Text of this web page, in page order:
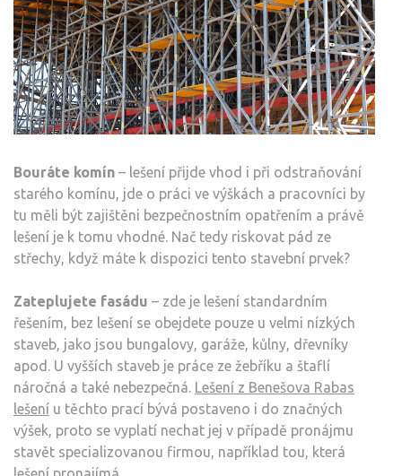
Bouráte komín – lešení přijde vhod i při odstraňování
starého komínu, jde o práci ve výškách a pracovníci by
tu měli být zajištěni bezpečnostním opatřením a právě
lešení je k tomu vhodné. Nač tedy riskovat pád ze
střechy, když máte k dispozici tento stavební prvek?
Zateplujete fasádu – zde je lešení standardním
řešením, bez lešení se obejdete pouze u velmi nízkých
staveb, jako jsou bungalovy, garáže, kůlny, dřevníky
apod. U vyšších staveb je práce ze žebříku a štaflí
náročná a také nebezpečná. Lešení z Benešova Rabas
lešení u těchto prací bývá postaveno i do značných
výšek, proto se vyplatí nechat jej v případě pronájmu
stavět specializovanou firmou, například tou, která